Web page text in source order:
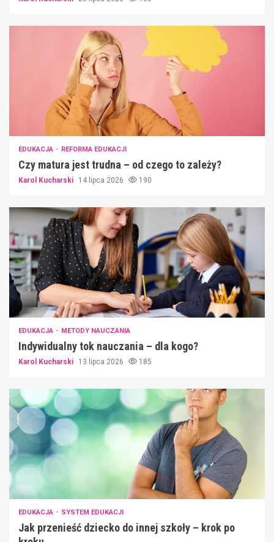
EDUKACJA REFORMA EDUKACJI
Czy matura jest trudna – od czego to zależy?
Karol Kucharski 14 lipca 2026 190
EDUKACJA METODY NAUCZANIA
Indywidualny tok nauczania – dla kogo?
Karol Kucharski 13 lipca 2026 185
EDUKACJA SYSTEM EDUKACJI
Jak przenieść dziecko do innej szkoły – krok po